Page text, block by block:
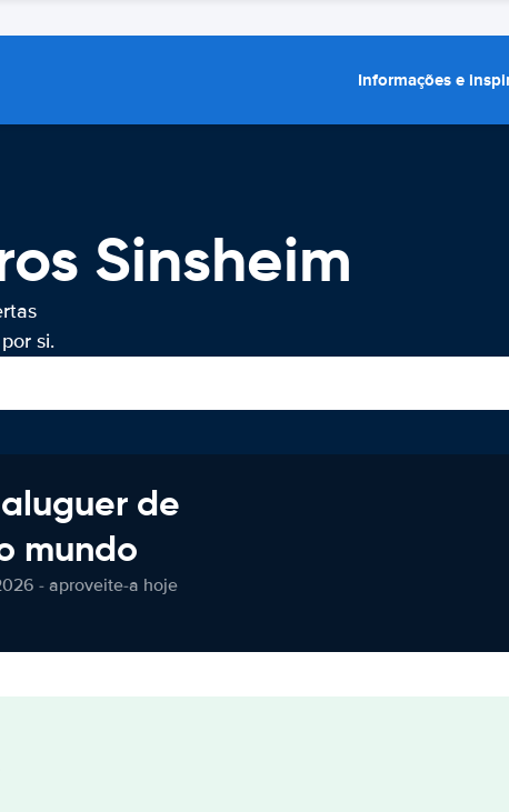
Informações e
Sinsheim
si.
de
mundo
- aproveite-a hoje